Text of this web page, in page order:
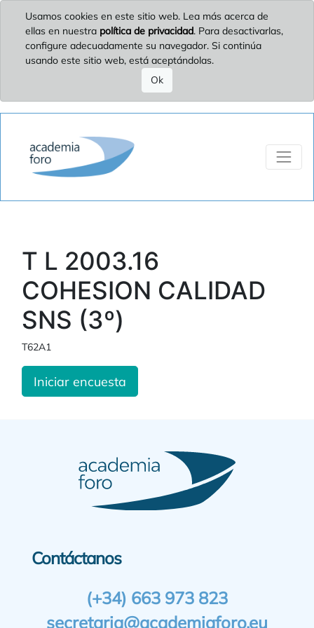
Usamos cookies en este sitio web. Lea más acerca de
ellas en nuestra política de privacidad. Para desactivarlas,
configure adecuadamente su navegador. Si continúa
usando este sitio web, está aceptándolas.
Ok
T L 2003.16
COHESION CALIDAD
SNS (3º)
T62A1
Iniciar encuesta
Contáctanos
(+34) 663 973 823
secretaria@academiaforo.eu